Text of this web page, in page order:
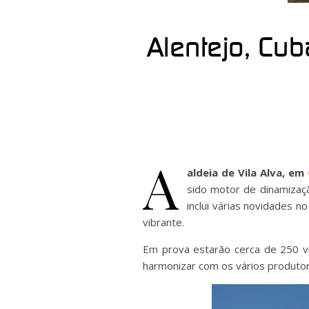
Alentejo,
A aldeia de Vila Alva, em
sido motor de
inclui várias novidades
vibrante.
Em prova estarão cerca de 250
harmonizar com os vários